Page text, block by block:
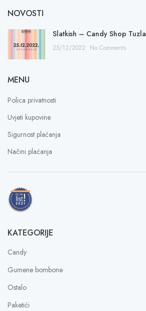
NOVOSTI
Slatkish – Candy Shop Tuzla
25/12/2022 No Comments
MENU
Polica privatnosti
Uvjeti kupovine
Sigurnost plaćanja
Načini plaćanja
KATEGORIJE
Candy
Gumene bombone
Ostalo
Paketići